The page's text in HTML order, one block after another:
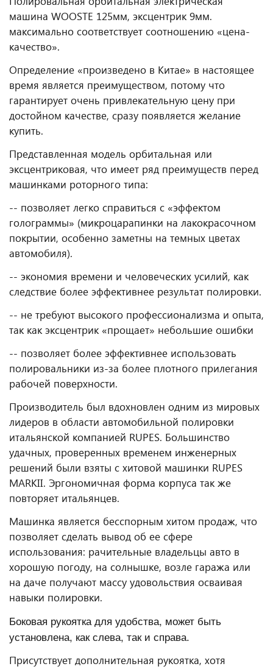
машина WOOSTE 125мм, эксцентрик 9мм.
максимально соответствует соотношению «цена-
качество».
Определение «произведено в Китае» в настоящее
время является преимуществом, потому что
гарантирует очень привлекательную цену при
достойном качестве, сразу появляется желание
купить.
Представленная модель орбитальная или
эксцентриковая, что имеет ряд преимуществ перед
машинками роторного типа:
-- позволяет легко справиться с «эффектом
голограммы» (микроцарапинки на лакокрасочном
покрытии, особенно заметны на темных цветах
автомобиля).
-- экономия времени и человеческих усилий, как
следствие более эффективнее результат полировки.
-- не требуют высокого профессионализма и опыта,
так как эксцентрик «прощает» небольшие ошибки
-- позволяет более эффективнее использовать
полировальники из-за более плотного прилегания
рабочей поверхности.
Производитель был вдохновлен одним из мировых
лидеров в области автомобильной полировки
итальянской компанией RUPES. Большинство
удачных, проверенных временем инженерных
решений были взяты с хитовой машинки RUPES
MARKII. Эргономичная форма корпуса так же
повторяет итальянцев.
Машинка является бесспорным хитом продаж, что
позволяет сделать вывод об ее сфере
использования: рачительные владельцы авто в
хорошую погоду, на солнышке, возле гаража или
на даче получают массу удовольствия осваивая
навыки полировки.
Боковая рукоятка для удобства, может быть
установлена, как слева, так и справа.
Присутствует дополнительная рукоятка, хотя